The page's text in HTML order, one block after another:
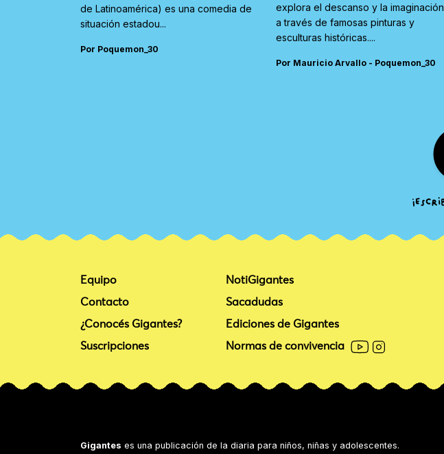
de Latinoamérica) es una comedia de
situación estadou...
Por Poquemon_30
explora el descanso y la imaginación
a través de famosas pinturas y
esculturas históricas....
Por Mauricio Arvallo - Poquemon_30
Equipo
Contacto
¿Conocés Gigantes?
Suscripciones
NotiGigantes
Sacadudas
Ediciones de Gigantes
Normas de convivencia
Gigantes es una publicación de la diaria para niños, niñas y adolescentes.